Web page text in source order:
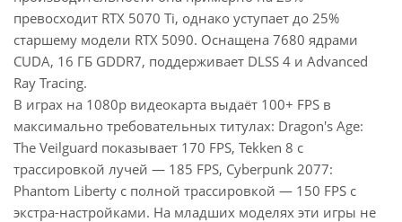
превосходит RTX 5070 Ti, однако уступает до 25%
старшему модели RTX 5090. Оснащена 7680 ядрами
CUDA, 16 ГБ GDDR7, поддерживает DLSS 4 и Advanced
Ray Tracing.
В играх на 1080p видеокарта выдаёт 100+ FPS в
максимально требовательных титулах: Dragon's Age:
The Veilguard показывает 170 FPS, Tekken 8 с
трассировкой лучей — 185 FPS, Cyberpunk 2077:
Phantom Liberty с полной трассировкой — 150 FPS с
экстра-настройками. На младших моделях эти игры не